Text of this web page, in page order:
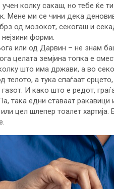
колку сакаш, но тебе ќе
Мене ми се чини дека
од мозокот, секогаш и
нејзини форми.
или од Дарвин – не знам
целата земјина топка е
што има држави, а во
телото, а тука спаѓаат
газот. И како што е редот,
така едни ставаат ракавици
цел шлепер тоалет